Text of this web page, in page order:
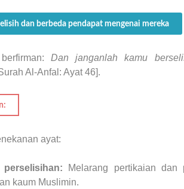
dan berbeda pendapat mengenai mereka
Dan janganlah kamu
Al-Anfal: Ayat 46].
ayat:
perselisihan: Melarang pertikaian dan
kaum Muslimin.